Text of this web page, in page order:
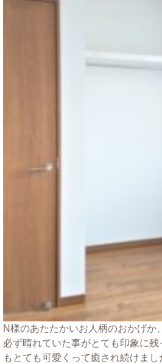
N様のあたたかいお人柄のおかげか
必ず晴れていた事がとても印象に
もとても可愛くって癒され続けまし